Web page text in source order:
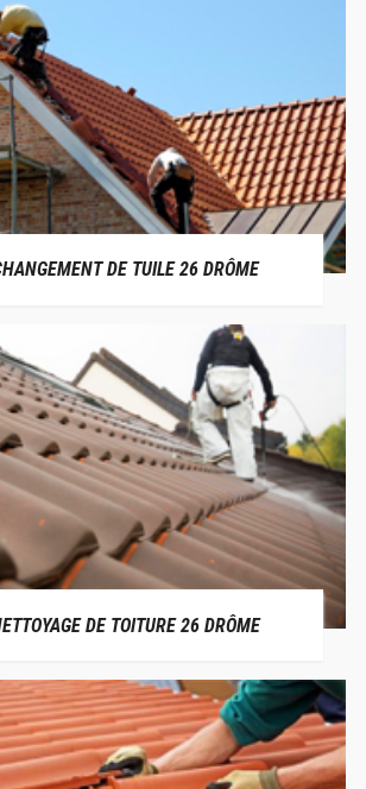
DE TUILE 26 DRÔME
DE TOITURE 26 DRÔME